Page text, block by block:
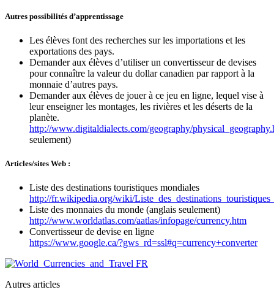
Autres possibilités d’apprentissage
Les élèves font des recherches sur les importations et les
exportations des pays.
Demander aux élèves d’utiliser un convertisseur de devises
pour connaître la valeur du dollar canadien par rapport à la
monnaie d’autres pays.
Demander aux élèves de jouer à ce jeu en ligne, lequel vise à
leur enseigner les montages, les rivières et les déserts de la
planète.
http://www.digitaldialects.com/geography/
seulement)
Articles/sites Web :
Liste des destinations touristiques mondiales
http://fr.wikipedia.org/wiki/
Liste des monnaies du monde (anglais seulement)
http://www.worldatlas.com/aatlas/infopage/currency.htm
Convertisseur de devise en ligne
https://www.google.ca/?gws_rd=ssl#q=currency+converter
Autres articles